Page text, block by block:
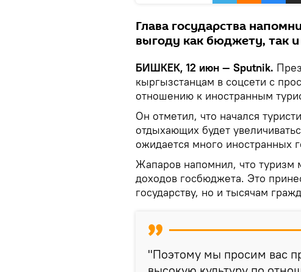
Глава государства
выгоду как бюджету, так
БИШКЕК, 12 июн — Sputnik.
кыргызстанцам в соцсети с
отношению к иностранным
Он отметил, что начался
отдыхающих будет
ожидается много иностранных
Жапаров напомнил, что туризм
доходов госбюджета. Это
государству, но и тысячам
"Поэтому мы просим вас